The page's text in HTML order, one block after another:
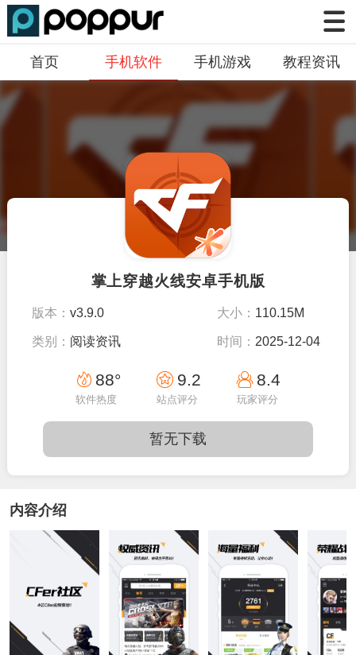
首页 手机软件 手机游戏 教程资讯
掌上穿越火线安卓手机版
版本：v3.9.0 大小： 110.15M
类别： 阅读资讯 时间： 2025-12-04
12:55:13
88°
软件热度
9.2
站点评分
8.4
玩家评分
暂无下载
内容介绍